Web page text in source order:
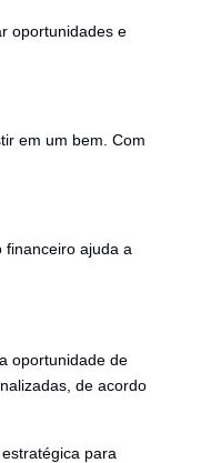
oportunidades e
em um bem. Com
financeiro ajuda a
oportunidade de
de acordo
para